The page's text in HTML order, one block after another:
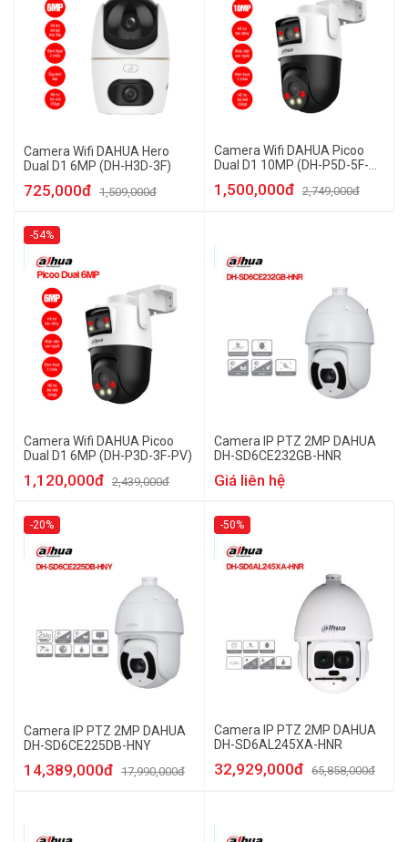
Camera Wifi DAHUA Hero
Dual D1 6MP (DH-H3D-3F)
725,000đ 1,509,000đ
Camera Wifi DAHUA Picoo
Dual D1 10MP (DH-P5D-5F-
1,500,000đ 2,749,000đ
-54%
Camera Wifi DAHUA Picoo
Dual D1 6MP (DH-P3D-3F-PV)
1,120,000đ 2,439,000đ
Camera IP PTZ 2MP DAHUA
DH-SD6CE232GB-HNR
Giá liên hệ
-20%
Camera IP PTZ 2MP DAHUA
DH-SD6CE225DB-HNY
14,389,000đ 17,990,000đ
-50%
Camera IP PTZ 2MP DAHUA
DH-SD6AL245XA-HNR
32,929,000đ 65,858,000đ